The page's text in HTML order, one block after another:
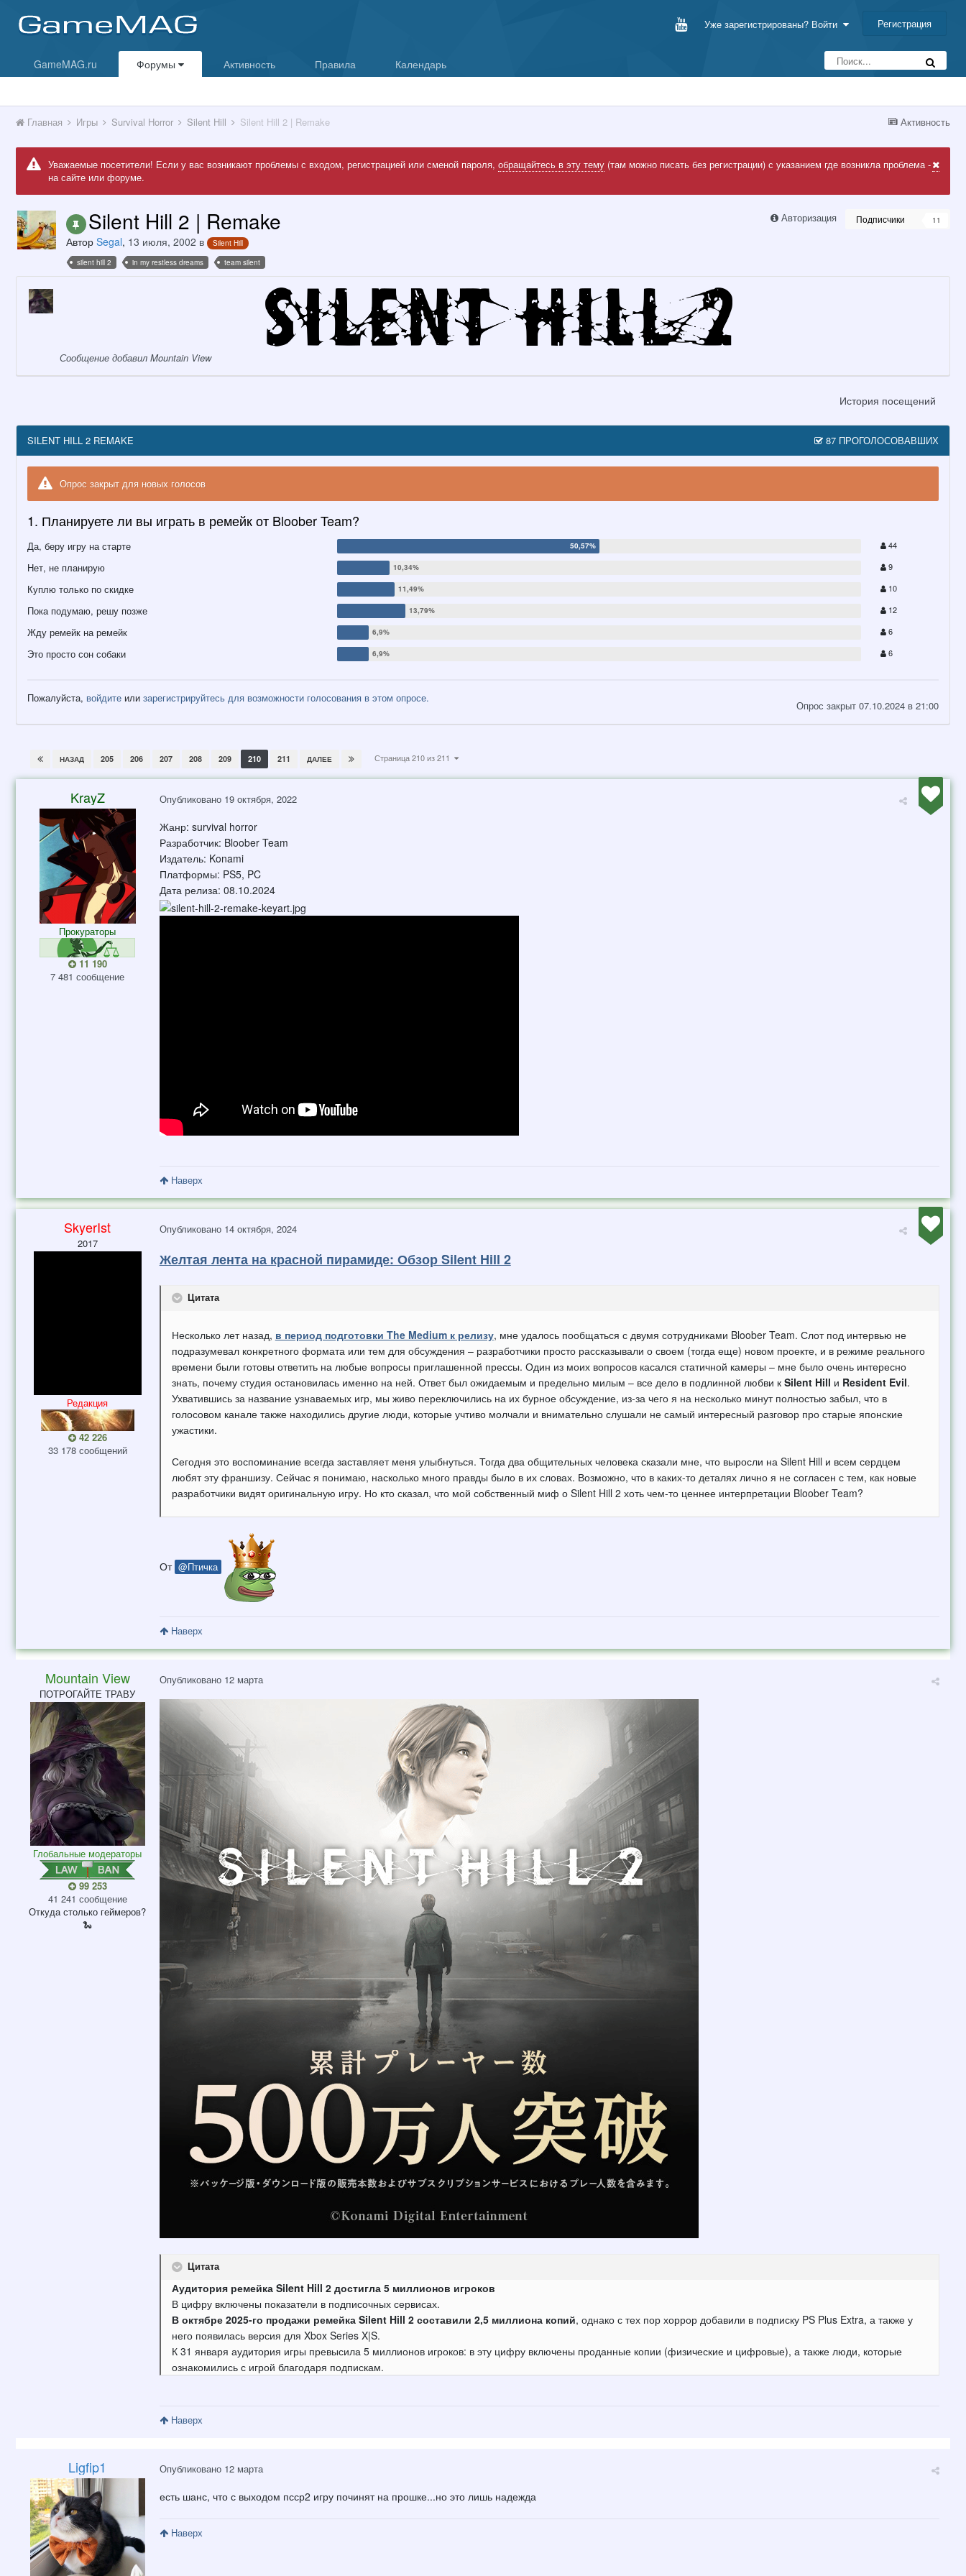
Уже зарегистрированы? Войти Регистрация
GameMAG.ru Форумы Активность Правила Календарь
Активность
Главная Игры Survival Horror Silent Hill Silent Hill 2 | Remake
Уважаемые посетители! Если у вас возникают проблемы с входом, регистрацией или сменой пароля, обращайтесь в эту тему(там можно писать без регистрации) с указанием где возникла проблема -
на сайте или форуме.
Авторизация Подписчики 11
Silent Hill 2 | Remake
Автор Segal, 13 июля, 2002 в
Silent Hill
silent hill 2
in my restless dreams team silent
Сообщение добавил Mountain View
История посещений
SILENT HILL 2 REMAKE 87 ПРОГОЛОСОВАВШИХ
Опрос закрыт для новых голосов
1. Планируете ли вы играть в ремейк от Bloober Team?
Да, беру игру на старте 44
Нет, не планирую 9
Куплю только по скидке 10
Пока подумаю, решу позже 12
Жду ремейк на ремейк 6
Это просто сон собаки 6
Пожалуйста, войдитеили зарегистрируйтесьдля возможности голосования в этом опросе.
Опрос закрыт 07.10.2024 в 21:00
НАЗАД 205 206 207 208 209 210 211 ДАЛЕЕ Страница 210 из 211
KrayZ
Прокураторы
11 190
7 481 сообщение
Опубликовано 19 октября, 2022
Жанр: survival horror
Разработчик: Bloober Team
Издатель: Konami
Платформы: PS5, PC
Дата релиза: 08.10.2024
Наверх
SkyerIst
2017
Редакция
42 226
33 178 сообщений
Опубликовано 14 октября, 2024
Желтая лента на красной пирамиде: Обзор Silent Hill 2
Цитата
Несколько лет назад, в период подготовки The Medium к релизу, мне удалось пообщаться с двумя сотрудниками Bloober Team. Слот под интервью не
подразумевал конкретного формата или тем для обсуждения – разработчики просто рассказывали о своем (тогда еще) новом проекте, и в режиме реального
времени были готовы ответить на любые вопросы приглашенной прессы. Один из моих вопросов касался статичной камеры – мне было очень интересно
знать, почему студия остановилась именно на ней. Ответ был ожидаемым и предельно милым – все дело в подлинной любви кSilent Hill и Resident Evil.
Ухватившись за название узнаваемых игр, мы живо переключились на их бурное обсуждение, из-за чего я на несколько минут полностью забыл, что в
голосовом канале также находились другие люди, которые учтиво молчали и внимательно слушали не самый интересный разговор про старые японские
ужастики.
Сегодня это воспоминание всегда заставляет меня улыбнуться. Тогда два общительных человека сказали мне, что выросли на Silent Hill и всем сердцем
любят эту франшизу. Сейчас я понимаю, насколько много правды было в их словах. Возможно, что в каких-то деталях лично я не согласен с тем, как новые
разработчики видят оригинальную игру. Но кто сказал, что мой собственный миф о Silent Hill 2 хоть чем-то ценнее интерпретации Bloober Team?
От @Птичка
Наверх
Mountain View
ПОТРОГАЙТЕ ТРАВУ
Глобальные модераторы
99 253
41 241 сообщение
Откудастолько геймеров?
🐍
Опубликовано 12 марта
Цитата
Аудитория ремейка Silent Hill 2 достигла 5 миллионов игроков
В цифру включены показатели в подписочных сервисах.
В октябре 2025-го продажи ремейка Silent Hill 2 составили 2,5 миллиона копий, однако с тех пор хоррор добавили в подписку PS Plus Extra, а также у
него появилась версия для Xbox Series X|S.
К 31 января аудитория игры превысила 5 миллионов игроков: в эту цифру включены проданные копии (физические и цифровые), а также люди, которые
ознакомились с игрой благодаря подпискам.
Наверх
Ligfip1 Опубликовано 12 марта
есть шанс, что с выходом псср2 игру починят на прошке...но это лишь надежда
Наверх